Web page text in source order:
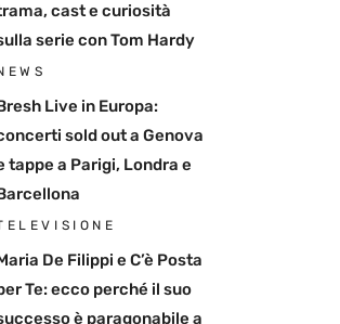
cast e curiosità
serie con Tom Hardy
Live in Europa:
sold out a Genova
tappe a Parigi, Londra e
De Filippi e C’è Posta
Te: ecco perché il suo
è paragonabile a